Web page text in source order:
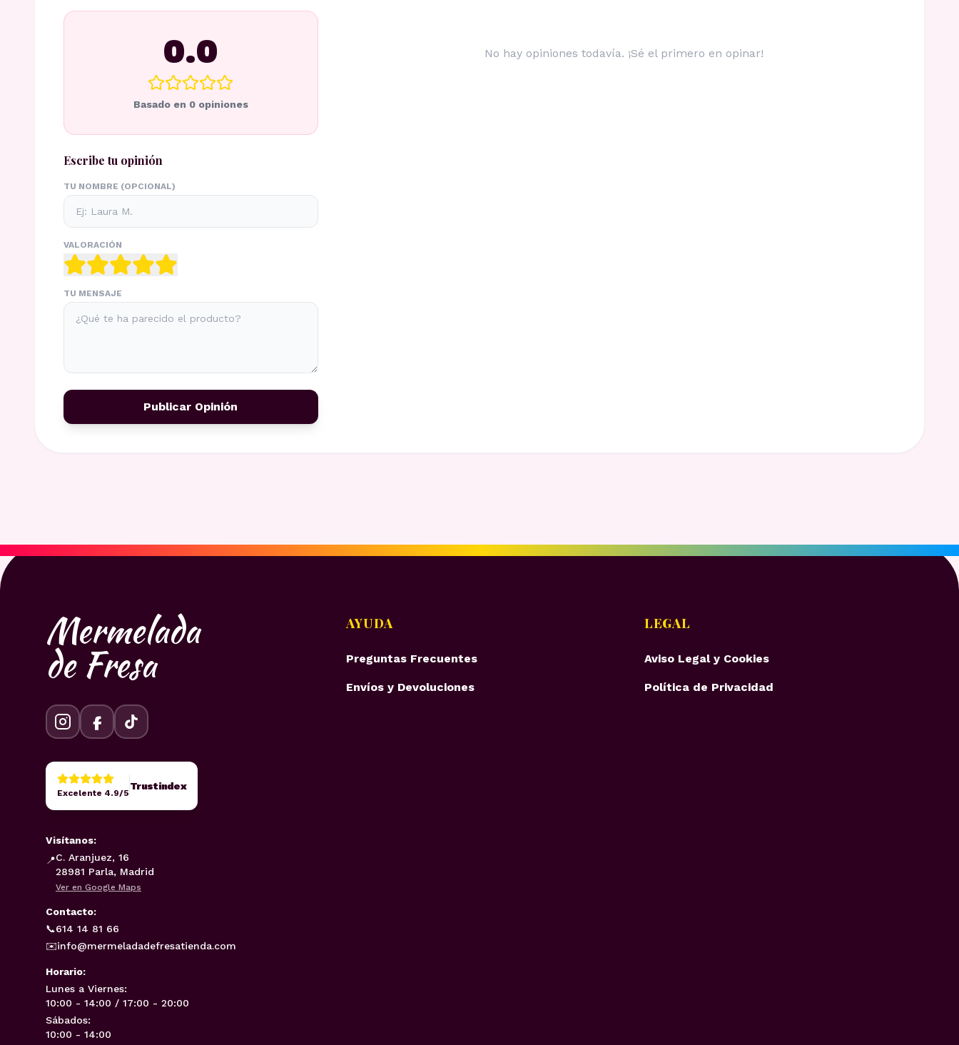
0.0
Basado en 0opiniones
Escribe tu opinión
TU NOMBRE (OPCIONAL)
VALORACIÓN
TU MENSAJE
Publicar Opinión
No hay opiniones todavía. ¡Sé el primero en opinar!
Mermelada
de Fresa
Excelente 4.9/5
Trustindex
Visítanos:
📍C. Aranjuez, 16
28981 Parla, Madrid
Ver en Google Maps
Contacto:
📞614 14 81 66
✉️info@mermeladadefresatienda.com
Horario:
Lunes a Viernes:
10:00 - 14:00 / 17:00 - 20:00
Sábados:
10:00 - 14:00
AYUDA
Preguntas Frecuentes
Envíos y Devoluciones
LEGAL
Aviso Legal y Cookies
Política de Privacidad